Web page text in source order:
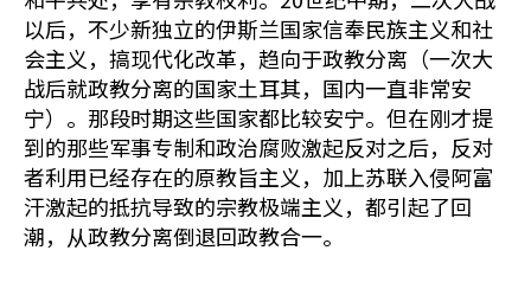
以后，不少新独立的伊斯兰国家信奉民族主义和社
会主义，搞现代化改革，趋向于政教分离（一次大
战后就政教分离的国家土耳其，国内一直非常安
宁）。那段时期这些国家都比较安宁。但在刚才提
到的那些军事专制和政治腐败激起反对之后，反对
者利用已经存在的原教旨主义，加上苏联入侵阿富
汗激起的抵抗导致的宗教极端主义，都引起了回
潮，从政教分离倒退回政教合一。